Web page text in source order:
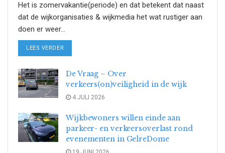
Het is zomervakantie(periode) en dat betekent dat naast
dat de wijkorganisaties & wijkmedia het wat rustiger aan
doen er weer...
LEES VERDER
De Vraag – Over
verkeers(on)veiligheid in de wijk
4 JULI 2026
Wijkbewoners willen einde aan
parkeer- en verkeersoverlast rond
evenementen in GelreDome